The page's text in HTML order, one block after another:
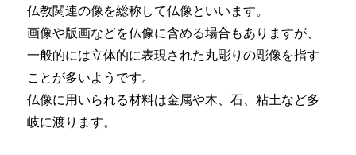
仏教関連の像を総称して仏像といいます。
画像や版画などを仏像に含める場合もありますが、
一般的には立体的に表現された丸彫りの彫像を指す
ことが多いようです。
仏像に用いられる材料は金属や木、石、粘土など多
岐に渡ります。